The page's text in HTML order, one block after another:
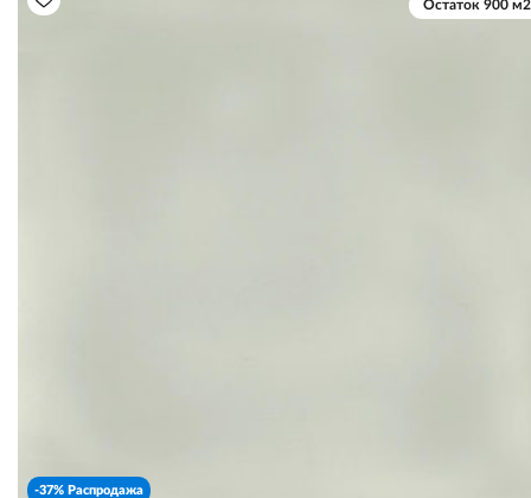
Остаток 900 м2
-37% Распродажа